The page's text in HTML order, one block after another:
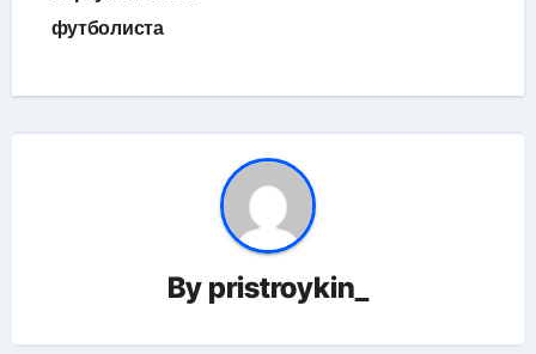
футболиста
By pristroykin_